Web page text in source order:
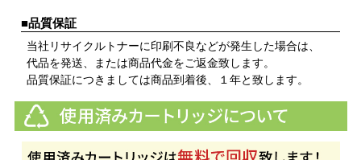
■品質保証
当社リサイクルトナーに印刷不良などが発生した場合は、
代品を発送、または商品代金をご返金致します。
品質保証につきましては商品到着後、１年と致します。